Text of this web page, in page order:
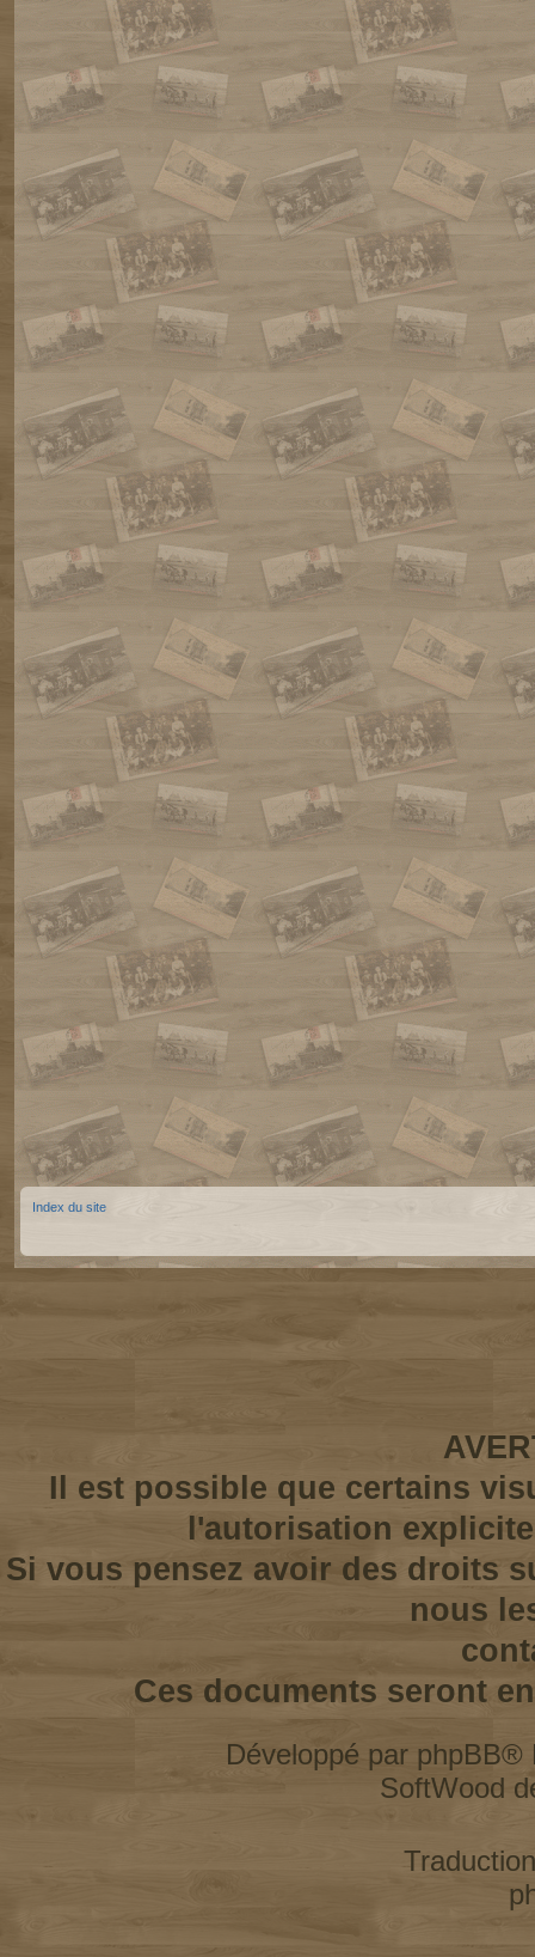
Index du site
Il est possible que certains
l'autorisation
Si vous pensez avoir des droits
nous
Ces documents seront
Développé par phpBB®
SoftWood